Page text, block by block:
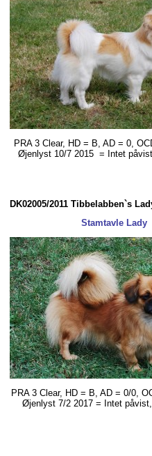
PRA 3 Clear, HD = B, AD = 0,
Øjenlyst 10/7 2015 = Intet
DK02005/2011 Tibbelabben`s
Stamtavle Lady
PRA 3 Clear, HD = B, AD = 0/0,
Øjenlyst 7/2 2017 = Intet